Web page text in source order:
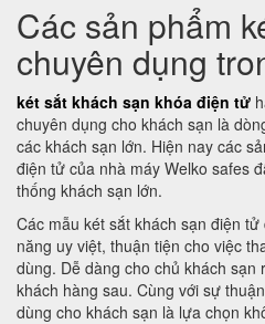
Các sản phẩm
chuyên dụng
két sắt khách sạn khóa điện tử
chuyên dụng cho khách sạn là
các khách sạn lớn. Hiện nay các
điện tử của nhà máy Welko safes
thống khách sạn lớn.
Các mẫu két sắt khách sạn điện
năng uy việt, thuận tiện cho việc
dùng. Dễ dàng cho chủ khách sạn
khách hàng sau. Cùng với sự
dùng cho khách sạn là lựa chọn